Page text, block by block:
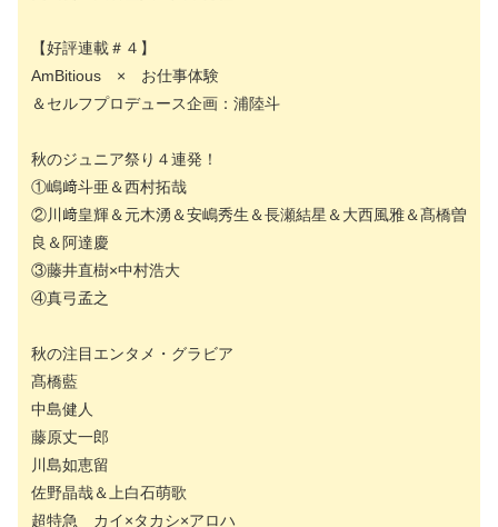
【好評連載＃４】
AmBitious × お仕事体験
＆セルフプロデュース企画：浦陸斗
秋のジュニア祭り４連発！
①嶋﨑斗亜＆西村拓哉
②川﨑皇輝＆元木湧＆安嶋秀生＆長瀬結星＆大西風雅＆髙橋曽
良＆阿達慶
③藤井直樹×中村浩大
④真弓孟之
秋の注目エンタメ・グラビア
髙橋藍
中島健人
藤原丈一郎
川島如恵留
佐野晶哉＆上白石萌歌
超特急 カイ×タカシ×アロハ